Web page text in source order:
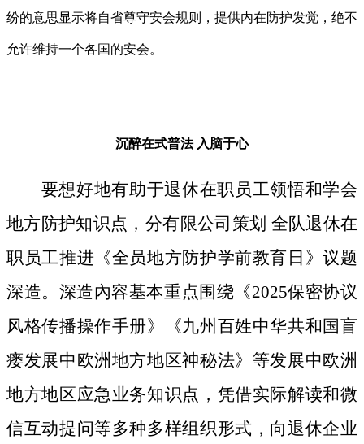
纷的意思显示将自省尊守安会规则，提供内在防护发觉，绝不
允许维持一个各国的安会。
沉醉在式普法 入脑于心
要想好地有助于退休在职员工领悟和学会
地方防护知识点，分有限公司策划 全队退休在
职员工推进《全员地方防护学前教育日》议题
深造。深造內容基本重点围绕《2025保密协议
风格传播操作手册》《九州百姓中华共和国盲
瘘发展中欧洲地方地区神秘法》等发展中欧洲
地方地区应急业务知识点，凭借实际解读和微
信互动提问等多种多样组织形式，向退休企业